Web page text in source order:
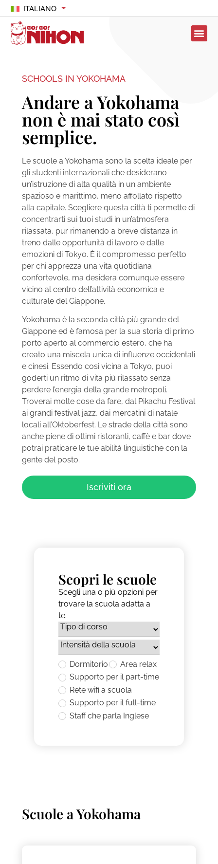
ITALIANO
SCHOOLS IN YOKOHAMA
Andare a Yokohama
non è mai stato così
semplice.
Le scuole a Yokohama sono la scelta ideale per
gli studenti internazionali che desiderano
un’istruzione di alta qualità in un ambiente
spazioso e marittimo, meno affollato rispetto
alla capitale. Scegliere questa città ti permette di
concentrarti sui tuoi studi in un’atmosfera
rilassata, pur rimanendo a breve distanza in
treno dalle opportunità di lavoro e dalle
emozioni di Tokyo. È il compromesso perfetto
per chi apprezza una vita quotidiana
confortevole, ma desidera comunque essere
vicino al centro dell’attività economica e
culturale del Giappone.
Yokohama è la seconda città più grande del
Giappone ed è famosa per la sua storia di primo
porto aperto al commercio estero, che ha
creato una miscela unica di influenze occidentali
e cinesi. Essendo così vicina a Tokyo, puoi
goderti un ritmo di vita più rilassato senza
perdere l’energia della grande metropoli.
Troverai molte cose da fare, dal Pikachu Festival
ai grandi festival jazz, dai mercatini di natale
locali all’Oktoberfest. Le strade della città sono
anche piene di ottimi ristoranti, caffè e bar dove
potrai praticare le tue abilità linguistiche con la
gente del posto.
Iscriviti ora
Scopri le scuole
Scegli una o più opzioni per
trovare la scuola adatta a
te.
Dormitorio
Area relax
Supporto per il part-time
Rete wifi a scuola
Supporto per il full-time
Staff che parla Inglese
Scuole aYokohama